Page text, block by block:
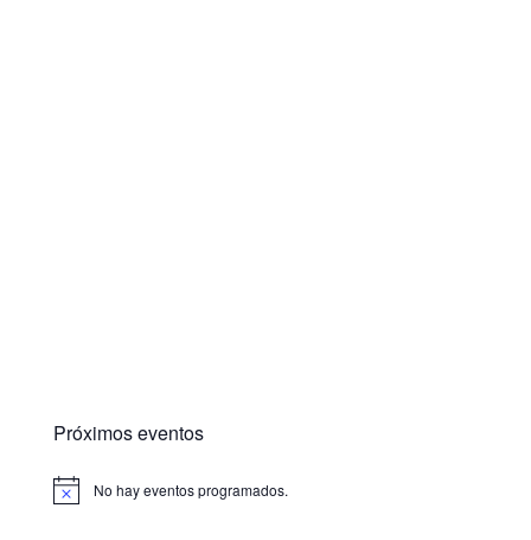
Próximos eventos
No hay eventos programados.